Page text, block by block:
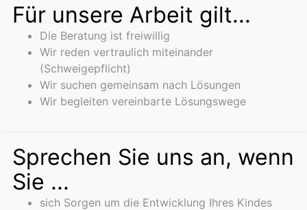
Für unsere Arbeit gilt...
Die Beratung ist freiwillig
Wir reden vertraulich miteinander
(Schweigepflicht)
Wir suchen gemeinsam nach Lösungen
Wir begleiten vereinbarte Lösungswege
Sprechen Sie uns an, wenn
Sie ...
sich Sorgen um die Entwicklung Ihres Kindes